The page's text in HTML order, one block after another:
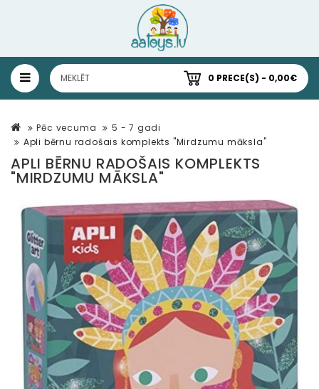
0 PRECE(S) - 0,00€
Pēc vecuma
5 - 7 gadi
Apli bērnu radošais komplekts "Mirdzumu māksla"
APLI BĒRNU RADOŠAIS KOMPLEKTS
"MIRDZUMU MĀKSLA"